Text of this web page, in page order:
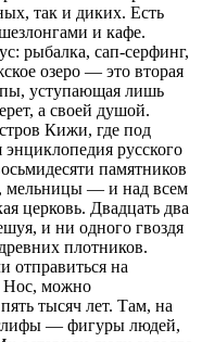
так и диких. Есть
и кафе.
рыбалка, сап-серфинг,
озеро — это вторая
уступающая лишь
а своей душой.
Кижи, где под
русского
памятников
мельницы — и над всем
церковь. Двадцать два
и ни одного гвоздя
плотников.
отправиться на
Нос, можно
тысяч лет. Там, на
— фигуры людей,